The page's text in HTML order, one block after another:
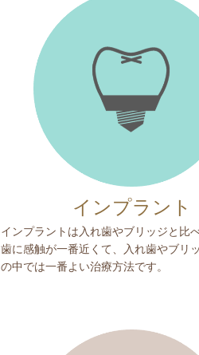
インプラント
インプラントは入れ歯やブリッジと比
歯に感触が一番近くて、入れ歯やブリ
の中では一番よい治療方法です。